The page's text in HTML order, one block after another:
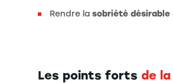
Rendre la sobriété
Les points forts de